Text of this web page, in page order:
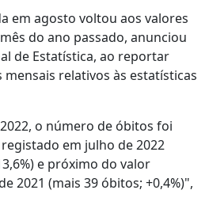
em agosto voltou aos valores
do ano passado, anunciou
de Estatística, ao reportar
relativos às estatísticas
o número de óbitos foi
em julho de 2022
e próximo do valor
2021 (mais 39 óbitos; +0,4%)",